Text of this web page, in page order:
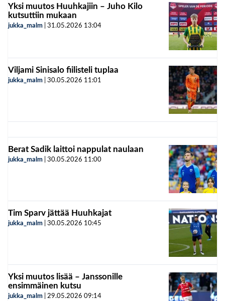
Yksi muutos Huuhkajiin – Juho Kilo
kutsuttiin mukaan
jukka_malm 31.05.2026 13:04
Viljami Sinisalo fiilisteli tuplaa
jukka_malm 30.05.2026 11:01
Berat Sadik laittoi nappulat naulaan
jukka_malm 30.05.2026 11:00
Tim Sparv jättää Huuhkajat
jukka_malm 30.05.2026 10:45
Yksi muutos lisää – Janssonille
ensimmäinen kutsu
jukka_malm 29.05.2026 09:14